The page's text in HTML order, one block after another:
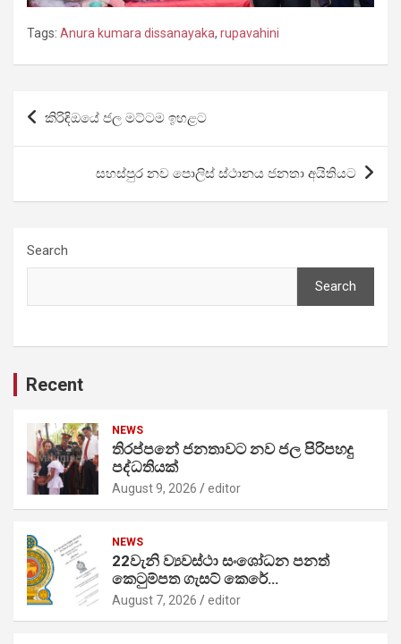
Tags: Anura kumara dissanayaka, rupavahini
Post
navigation
කිරිඳිඔයේ ජල මට්ටම ඉහළට
සහස්පුර නව පොලිස් ස්ථානය ජනතා අයිතියට
Search
Search
Recent
NEWS
තිරප්පනේ ජනතාවට නව ජල පිරිපහදු
පද්ධතියක්
August 9, 2026 editor
NEWS
22වැනි ව්‍යවස්ථා සංශෝධන පනත්
කෙටුම්පත ගැසට් කෙරේ…
August 7, 2026 editor